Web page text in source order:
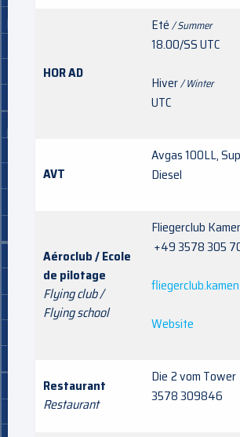
HOR AD
Eté/
18.00/SS UTC
Hiver/ Winter
UTC
AVT
Avgas 100LL,
Diesel
Aéroclub / Ecole
de pilotage
Flying club /
Flying school
Fliegerclub
+49 3578 305
Website
Restaurant
Restaurant
Die 2 vom
3578 309846